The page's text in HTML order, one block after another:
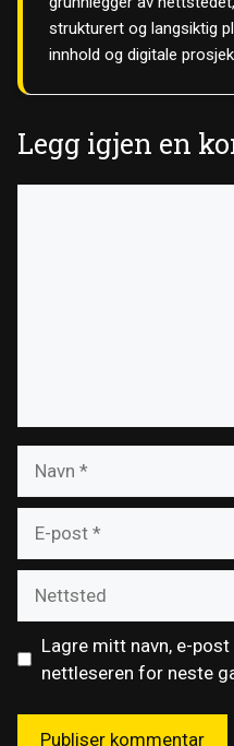
strukturert og langsiktig
innhold og digitale
Legg igjen en
post
Lagre mitt navn, e-
nettleseren for neste